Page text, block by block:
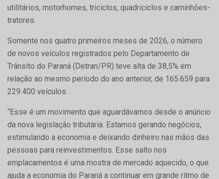
utilitários, motorhomes, triciclos, quadriciclos e caminhões-
tratores.
Somente nos quatro primeiros meses de 2026, o número
de novos veículos registrados pelo Departamento de
Trânsito do Paraná (Detran/PR) teve alta de 38,5% em
relação ao mesmo período do ano anterior, de 165.659 para
229.400 veículos.
“Esse é um movimento que aguardávamos desde o anúncio
da nova legislação tributária. Estamos gerando negócios,
estimulando a economia e deixando dinheiro nas mãos das
pessoas para reinvestimentos. Esse salto nos
emplacamentos é uma mostra de mercado aquecido, o que
ajuda a economia do Paraná a continuar em grande ritmo de